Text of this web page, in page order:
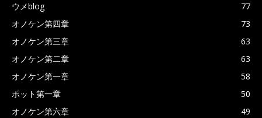
ウメblog
77
オノケン第四章
73
オノケン第三章
63
オノケン第二章
63
オノケン第一章
58
ポット第一章
50
オノケン第六章
49